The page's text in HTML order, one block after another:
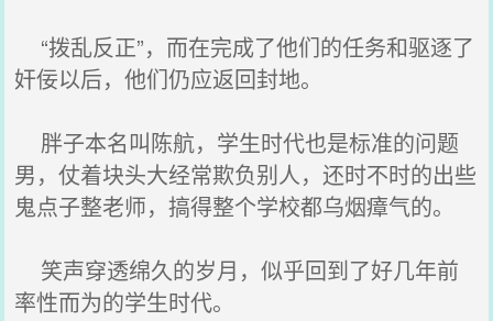
“拨乱反正”，而在完成了他们的任务和驱逐了
奸佞以后，他们仍应返回封地。
胖子本名叫陈航，学生时代也是标准的问题
男，仗着块头大经常欺负别人，还时不时的出些
鬼点子整老师，搞得整个学校都乌烟瘴气的。
笑声穿透绵久的岁月，似乎回到了好几年前
率性而为的学生时代。